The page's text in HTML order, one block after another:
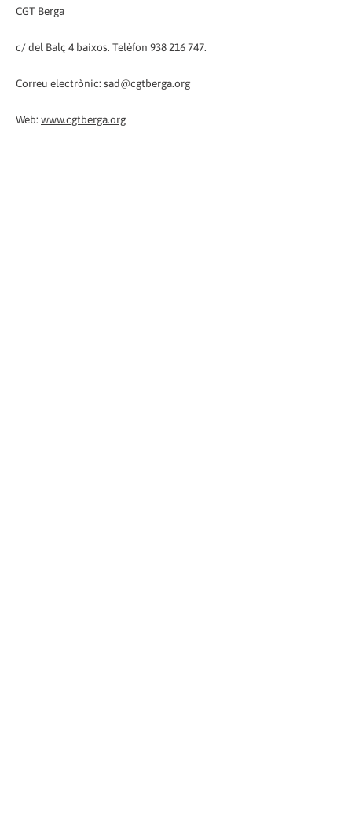
CGT Berga
c/ del Balç 4 baixos. Telèfon 938 216 747.
Correu electrònic: sad@cgtberga.org
Web: www.cgtberga.org